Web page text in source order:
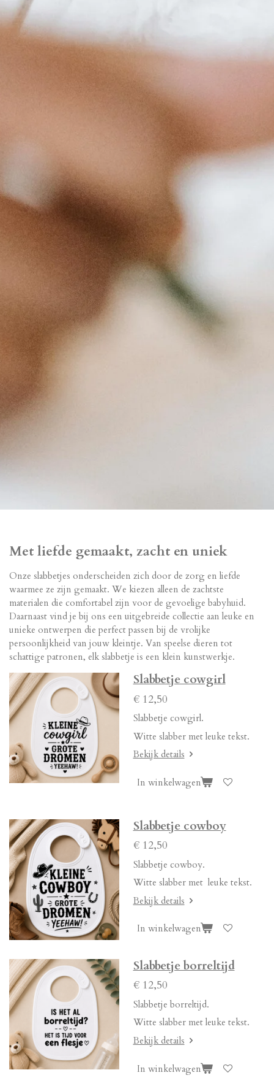
Met liefde gemaakt, zacht en uniek
Onze slabbetjes onderscheiden zich door de zorg en liefde
waarmee ze zijn gemaakt. We kiezen alleen de zachtste
materialen die comfortabel zijn voor de gevoelige babyhuid.
Daarnaast vind je bij ons een uitgebreide collectie aan leuke en
unieke ontwerpen die perfect passen bij de vrolijke
persoonlijkheid van jouw kleintje. Van speelse dieren tot
schattige patronen, elk slabbetje is een klein kunstwerkje.
Slabbetje cowgirl
€ 12,50
Slabbetje cowgirl.
Witte slabber met leuke tekst.
Bekijk details
In winkelwagen
Slabbetje cowboy
€ 12,50
Slabbetje cowboy.
Witte slabber met leuke tekst.
Bekijk details
In winkelwagen
Slabbetje borreltijd
€ 12,50
Slabbetje borreltijd.
Witte slabber met leuke tekst.
Bekijk details
In winkelwagen